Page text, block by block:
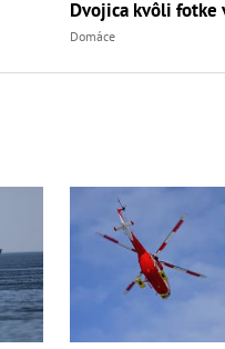
Dvojica kvôli fotke
do...
Domáce